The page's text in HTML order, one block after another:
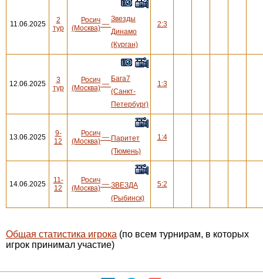
11.06.2025
2
тур
Росич
(Москва) —
Звезды
Динамо
(Курган)
2:3
12.06.2025
3
тур
Росич
(Москва) —
Бага7
(Санкт-
Петербург)
1:3
13.06.2025
9-
12
Росич
(Москва) — Паритет
(Тюмень)
1:4
14.06.2025
11-
12
Росич
(Москва) — ЗВЕЗДА
(Рыбинск)
5:2
Общая статистика игрока (по всем турнирам, в которых
игрок принимал участие)